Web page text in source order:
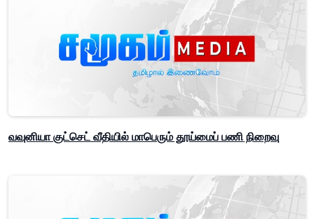
வவுனியா குட்செட் வீதியில் மாபெரும் தூய்மைப் பணி நிறைவு